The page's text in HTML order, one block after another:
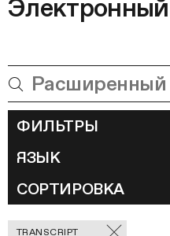
Электронный
ФИЛЬТРЫ
ЯЗЫК
СОРТИРОВКА
Отмеченные
TRANSCRIPT